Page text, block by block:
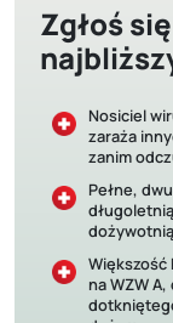
Zgłoś
Nosiciel
zaraża
zanim
Pełne,
Większość
na WZW